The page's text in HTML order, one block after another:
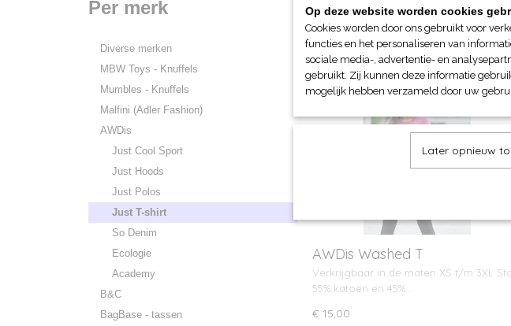
Per merk
Diverse merken
MBW Toys - Knuffels
Mumbles - Knuffels
Malfini (Adler Fashion)
AWDis
Just Cool Sport
Just Hoods
Just Polos
Just T-shirt
So Denim
Ecologie
Academy
B&C
BagBase - tassen
Sorteer op:
AWDis Washed T
Verkrijgbaar in de maten XS t/m 3XL
55% katoen en 45%…
€ 15,00
Op deze website worden cookies
Cookies worden door ons gebruikt voor
functies en het personaliseren van
sociale media-, advertentie- en
gebruikt. Zij kunnen deze informatie
mogelijk hebben verzameld door uw
Later opnieuw